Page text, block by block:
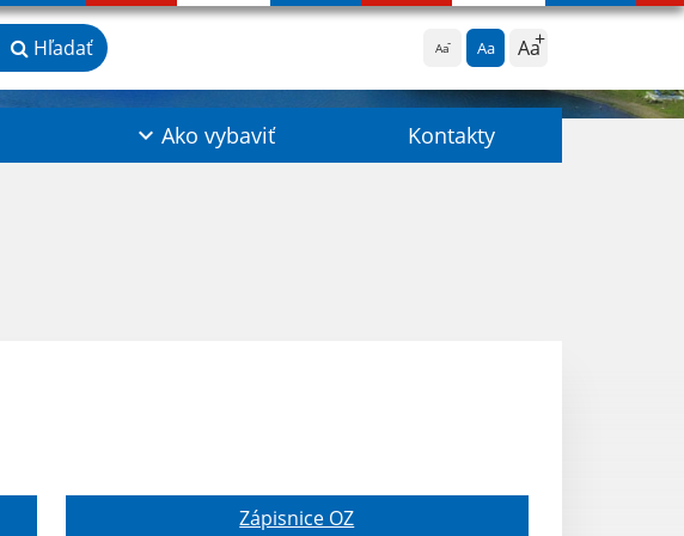
Aa Aa Aa
Hľadať
Ako vybaviť Kontakty
Zápisnice OZ